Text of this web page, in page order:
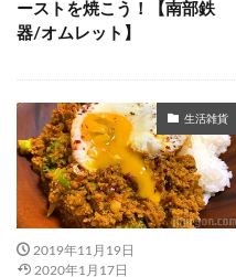
ーストを焼こう！【南部鉄
器/オムレット】
生活雑貨
2019年11月19日
2020年1月17日